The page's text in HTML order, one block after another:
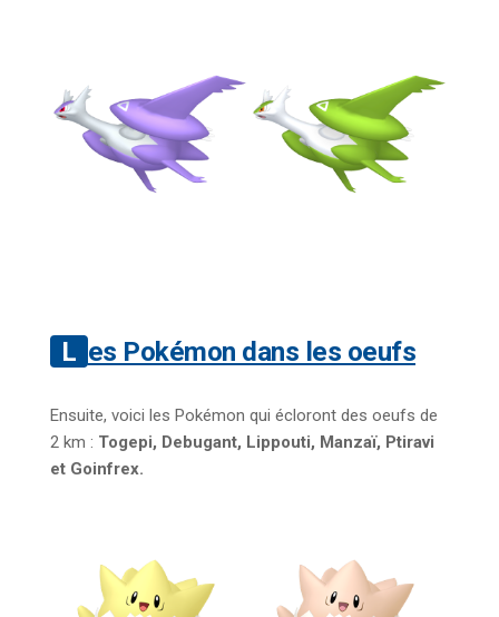
Les Pokémon dans les oeufs
Ensuite, voici les Pokémon qui écloront des oeufs de
2 km : Togepi, Debugant, Lippouti, Manzaï, Ptiravi
et Goinfrex.